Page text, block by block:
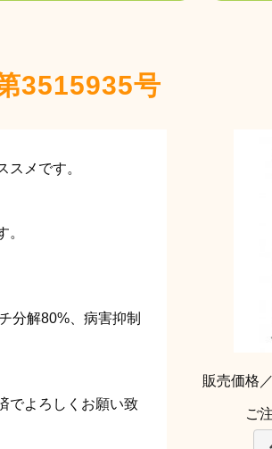
3515935号
メです。
。
分解80%、病害抑制
でよろしくお願い致
販売価格／
ご